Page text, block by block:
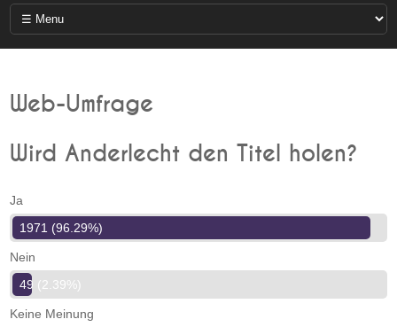
Web-Umfrage
Wird Anderlecht den Titel holen?
Ja
1971 (96.29%)
Nein
49 (2.39%)
Keine Meinung